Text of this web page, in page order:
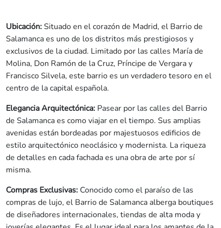
Ubicación:Situado en el corazón de Madrid, el Barrio de
Salamanca es uno de los distritos más prestigiosos y
exclusivos de la ciudad. Limitado por las calles María de
Molina, Don Ramón de la Cruz, Príncipe de Vergara y
Francisco Silvela, este barrio es un verdadero tesoro en el
centro de la capital española.
Elegancia Arquitectónica: Pasear por las calles del Barrio
de Salamanca es como viajar en el tiempo. Sus amplias
avenidas están bordeadas por majestuosos edificios de
estilo arquitectónico neoclásico y modernista. La riqueza
de detalles en cada fachada es una obra de arte por sí
misma.
Compras Exclusivas: Conocido como el paraíso de las
compras de lujo, el Barrio de Salamanca alberga boutiques
de diseñadores internacionales, tiendas de alta moda y